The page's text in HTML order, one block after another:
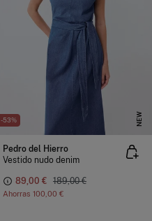
-53% NEW
Pedro del Hierro
Vestido nudo denim
89,00 € 189,00 €
Ahorras 100,00 €